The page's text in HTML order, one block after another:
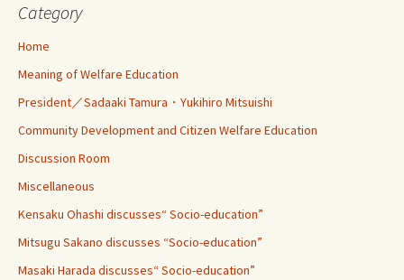
Category
Home
Meaning of Welfare Education
President／Sadaaki Tamura・Yukihiro Mitsuishi
Community Development and Citizen Welfare Education
Discussion Room
Miscellaneous
Kensaku Ohashi discusses“ Socio-education”
Mitsugu Sakano discusses “Socio-education”
Masaki Harada discusses“ Socio-education”